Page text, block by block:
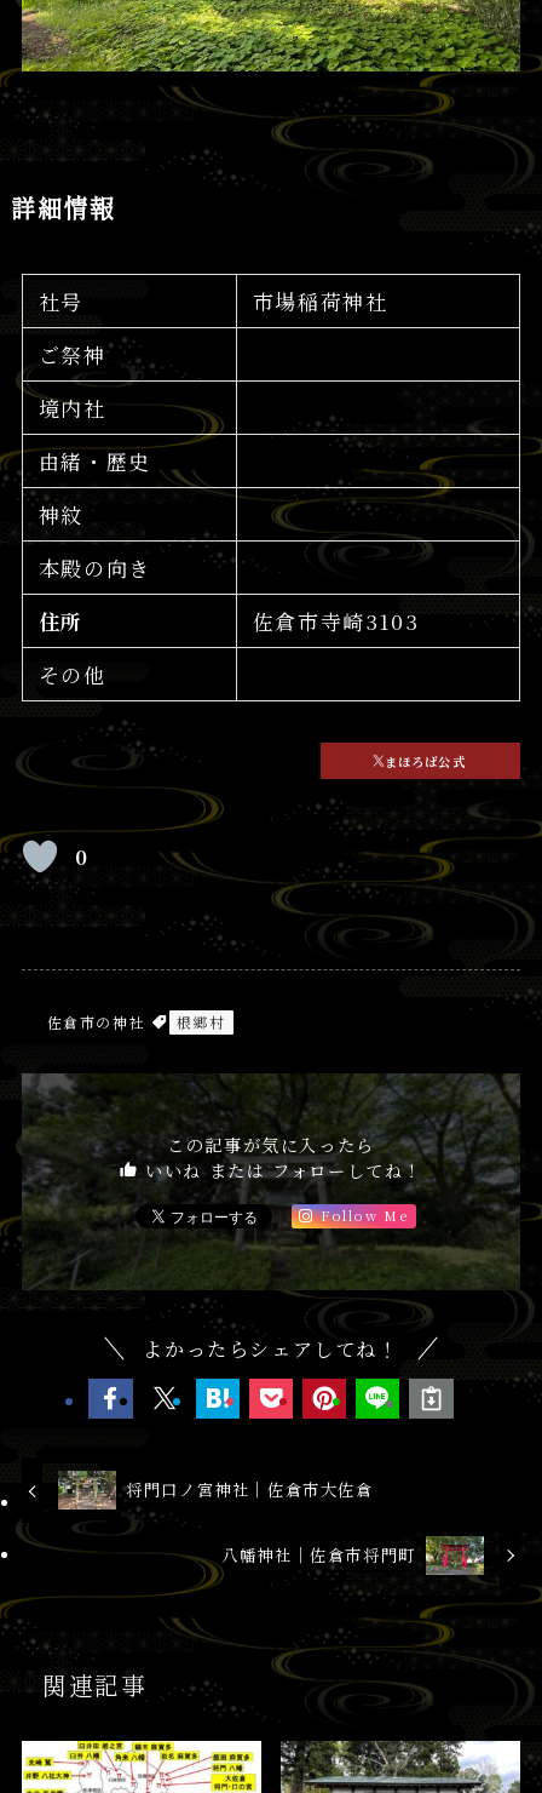
詳細情報
社号
市場稲荷神社
ご祭神
境内社
由緒・歴史
神紋
本殿の向き
住所
佐倉市寺崎3103
その他
まほろば公式
0
佐倉市の神社 根郷村
この記事が気に入ったら
いいね または フォローしてね！
Follow Me
よかったらシェアしてね！
将門口ノ宮神社│佐倉市大佐倉
八幡神社│佐倉市将門町
関連記事